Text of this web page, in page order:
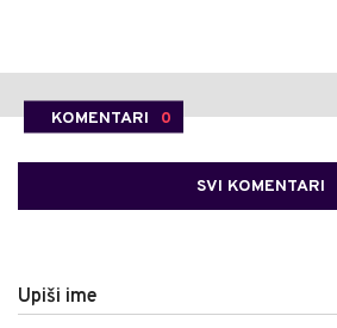
KOMENTARI 0
SVI KOMENTARI
Upiši ime